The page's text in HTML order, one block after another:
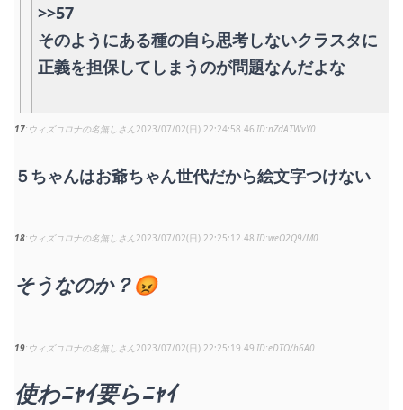
>>57
そのようにある種の自ら思考しないクラスタに
正義を担保してしまうのが問題なんだよな
17 ウィズコロナの名無しさん2023/07/02(日) 22:24:58.46 nZdATWvY0
５ちゃんはお爺ちゃん世代だから絵文字つけない
18 ウィズコロナの名無しさん2023/07/02(日) 22:25:12.48 weO2Q9/M0
そうなのか？😡
19 ウィズコロナの名無しさん2023/07/02(日) 22:25:19.49 eDTO/h6A0
使わﾆｬｲ要らﾆｬｲ